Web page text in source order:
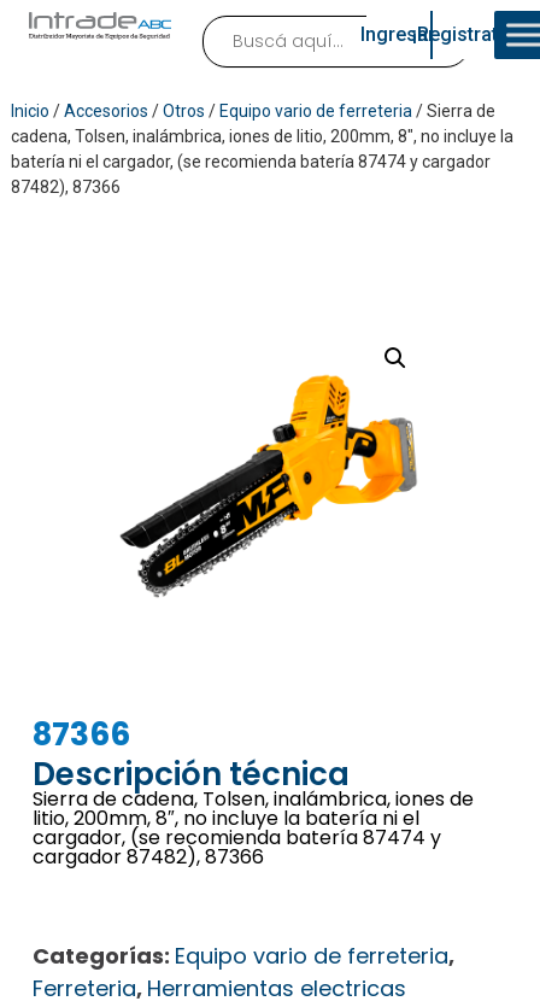
Ingresar¡Registrate!
Inicio /Accesorios /Otros / Equipo vario de ferreteria / Sierra de
cadena, Tolsen, inalámbrica, iones de litio, 200mm, 8″, no incluye la
batería ni el cargador, (se recomienda batería 87474 y cargador
87482), 87366
87366
Descripción técnica
Sierra de cadena, Tolsen, inalámbrica, iones de
litio, 200mm, 8″, no incluye la batería ni el
cargador, (se recomienda batería 87474 y
cargador 87482), 87366
Categorías: Equipo vario de ferreteria,
Ferreteria, Herramientas electricas